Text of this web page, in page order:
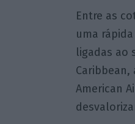
Entre as
uma
ligadas ao
American